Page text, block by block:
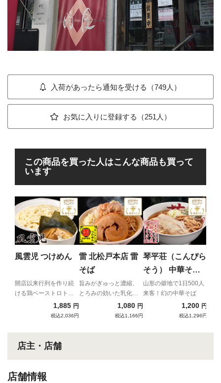
入荷があったら通知を受ける（749人）
お気に入りに登録する（251人）
この商品を買った人はこんな商品も買って
います
風雲児 つけめん
開店以来行列を作り続
ける鶏ベーストロトロ
1,885 円
税込2,036円
雷 北松戸本店 雷
そば
旨みがぎゅっと濃縮、
とろみの効いた乳化ス
ープと自家製極太麺の
強烈濃厚コンビネーシ
1,080 円
税込1,166円
琴平荘（こんぴら
そう） 中華そば
（あっさり）
山形の僻地で1日500人
来客！幻の中華そば
1,200 円
税込1,296円
店主・店舗
店舗情報